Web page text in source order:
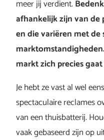
meer jij verdient.
afhankelijk zijn van de
en die variëren met
markt zich precies
Je hebt ze vast al wel
spectaculaire reclames
van een thuisbatterij.
vaak gebaseerd zijn op